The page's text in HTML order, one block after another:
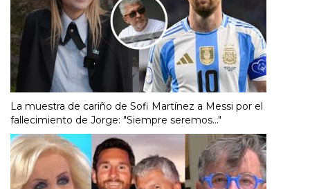
La muestra de cariño de Sofi Martínez a Messi por el
fallecimiento de Jorge: "Siempre seremos..."